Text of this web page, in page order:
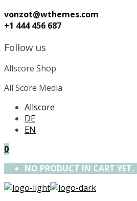
vonzot@wthemes.com
+1 444 456 687
Follow us
Allscore Shop
All Score Media
Allscore
DE
EN
0
NO PRODUCT IN CART YET.